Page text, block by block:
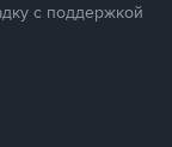
с поддержкой